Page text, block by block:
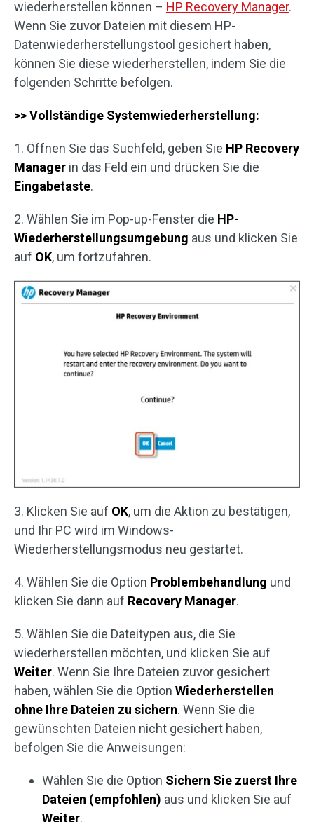
wiederherstellen können – HP Recovery Manager.
Wenn Sie zuvor Dateien mit diesem HP-
Datenwiederherstellungstool gesichert haben,
können Sie diese wiederherstellen, indem Sie die
folgenden Schritte befolgen.
>> Vollständige Systemwiederherstellung:
1. Öffnen Sie das Suchfeld, geben Sie HP Recovery
Manager in das Feld ein und drücken Sie die
Eingabetaste.
2. Wählen Sie im Pop-up-Fenster die HP-
Wiederherstellungsumgebung aus und klicken Sie
auf OK, um fortzufahren.
3. Klicken Sie auf OK, um die Aktion zu bestätigen,
und Ihr PC wird im Windows-
Wiederherstellungsmodus neu gestartet.
4. Wählen Sie die Option Problembehandlung und
klicken Sie dann auf Recovery Manager.
5. Wählen Sie die Dateitypen aus, die Sie
wiederherstellen möchten, und klicken Sie auf
Weiter. Wenn Sie Ihre Dateien zuvor gesichert
haben, wählen Sie die Option Wiederherstellen
ohne Ihre Dateien zu sichern. Wenn Sie die
gewünschten Dateien nicht gesichert haben,
befolgen Sie die Anweisungen:
Wählen Sie die Option Sichern Sie zuerst Ihre
Dateien (empfohlen) aus und klicken Sie auf
Weiter.